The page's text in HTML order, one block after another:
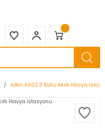
Aifen A902 3 Kollu Akıllı Havya